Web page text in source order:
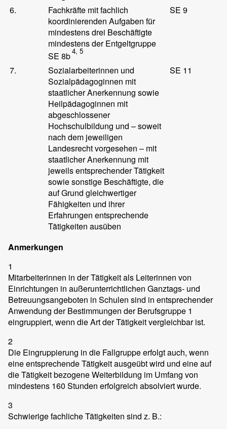
6.
Fachkräfte mit fachlich
koordinierenden Aufgaben für
mindestens drei Beschäftigte
mindestens der Entgeltgruppe
SE 8b4, 5
SE 9
7.
Sozialarbeiterinnen und
Sozialpädagoginnen mit
staatlicher Anerkennung sowie
Heilpädagoginnen mit
abgeschlossener
Hochschulbildung und – soweit
nach dem jeweiligen
Landesrecht vorgesehen – mit
staatlicher Anerkennung mit
jeweils entsprechender Tätigkeit
sowie sonstige Beschäftigte, die
auf Grund gleichwertiger
Fähigkeiten und ihrer
Erfahrungen entsprechende
Tätigkeiten ausüben
SE 11
Anmerkungen
1
Mitarbeiterinnen in der Tätigkeit als Leiterinnen von
Einrichtungen in außerunterrichtlichen Ganztags- und
Betreuungsangeboten in Schulen sind in entsprechender
Anwendung der Bestimmungen der Berufsgruppe 1
eingruppiert, wenn die Art der Tätigkeit vergleichbar ist.
2
Die Eingruppierung in die Fallgruppe erfolgt auch, wenn
eine entsprechende Tätigkeit ausgeübt wird und eine auf
die Tätigkeit bezogene Weiterbildung im Umfang von
mindestens 160 Stunden erfolgreich absolviert wurde.
3
Schwierige fachliche Tätigkeiten sind z. B.: